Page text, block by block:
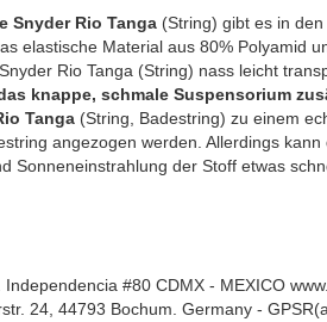
Snyder Rio Tanga(String) gibt es in den
elastische Material aus 80% Polyamid
Rio Tanga (String) nass leicht
knappe, schmale Suspensorium
Tanga(String, Badestring) zu einem
angezogen werden. Allerdings
Sonneneinstrahlung der Stoff etwas
Independencia #80 CDMX - MEXICO
24, 44793 Bochum. Germany -